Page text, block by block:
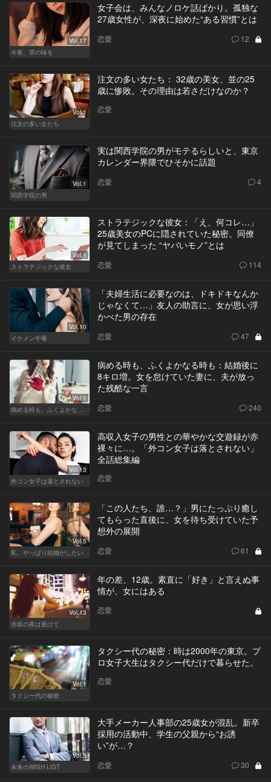
Vol.17
今夜、罪の味を
女子会は、みんなノロケ話ばかり。孤独な
27歳女性が、深夜に始めた“ある習慣”とは
恋愛 12
Vol.1
注文の多い女たち
注文の多い女たち： 32歳の美女、並の25
歳に惨敗。その理由は若さだけなのか？
恋愛
Vol.1
関西学院の男
実は関西学院の男がモテるらしいと、東京
カレンダー界隈でひそかに話題
恋愛 4
Vol.1
ストラテジックな彼女
ストラテジックな彼女：「え、何コレ…」
25歳美女のPCに隠されていた秘密。同僚
が見てしまった “ヤバいモノ”とは
恋愛 114
Vol.10
イケメン中毒
「夫婦生活に必要なのは、ドキドキなんか
じゃなくて…」友人の助言に、女が思い浮
かべた男の存在
恋愛 47
Vol.1
病める時も、ふくよかなる時も：結婚後に
8キロ増。女を怠けていた妻に、夫が放っ
た残酷な一言
恋愛 240
Vol.13
外コン女子は落とされない
高収入女子の男性との華やかな交遊録が赤
裸々に…。「外コン女子は落とされない」
全話総集編
恋愛
Vol.5
私、やっぱり結婚がしたい
「この人たち、誰…？」男にたっぷり癒し
てもらった直後に、女を待ち受けていた予
想外の展開
恋愛 61
Vol.13
赤坂の夜は更けて
年の差、12歳。素直に「好き」と言えぬ事
情が、女にはある
恋愛
Vol.1
タクシー代の秘密
タクシー代の秘密：時は2000年の東京。プ
ロ女子大生はタクシー代だけで暮らせた。
恋愛
Vol.5
未来のWISH LIST
大手メーカー人事部の25歳女が混乱。新卒
採用の活動中、学生の父親から“お誘
い”が…？
恋愛 30